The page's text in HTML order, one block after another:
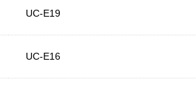
UC-E19
UC-E16